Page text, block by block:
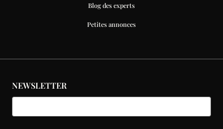
Blog des experts
Petites annonces
NEWSLETTER